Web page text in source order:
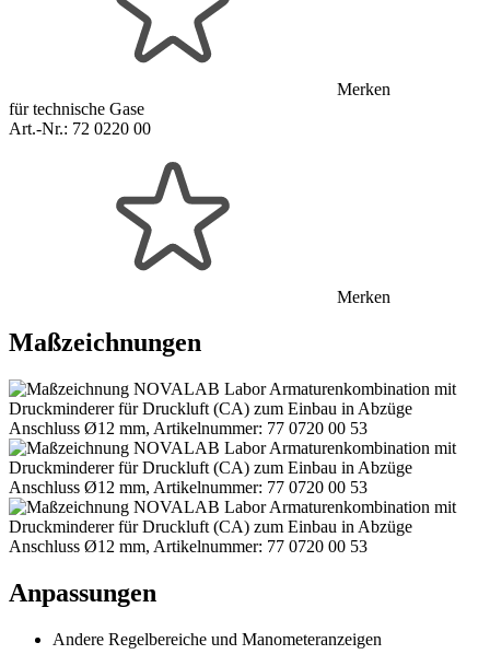
Merken
für technische Gase
Art.-Nr.: 72 0220 00
Merken
Maßzeichnungen
Anpassungen
Andere Regelbereiche und Manometeranzeigen